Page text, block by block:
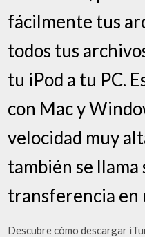
fácilmente tus
todos tus
tu iPod a tu PC.
con Mac y
velocidad muy
también se llama
transferencia en
Descubre cómo descargar